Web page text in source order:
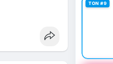
TON #9